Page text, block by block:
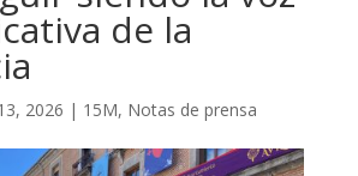
de la
2026 | 15M, Notas de prensa